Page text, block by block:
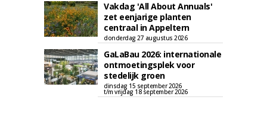
Vakdag 'All About Annuals'
zet eenjarige planten
centraal in Appeltern
donderdag 27 augustus 2026
GaLaBau 2026: internationale
ontmoetingsplek voor
stedelijk groen
dinsdag 15 september 2026
t/m vrijdag 18 september 2026